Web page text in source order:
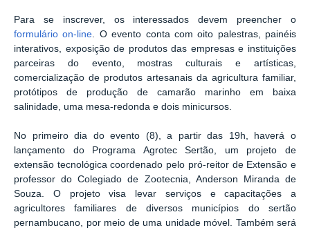
Para se inscrever, os interessados devem preencher o
formulário on-line. O evento conta com oito palestras, painéis
interativos, exposição de produtos das empresas e instituições
parceiras do evento, mostras culturais e artísticas,
comercialização de produtos artesanais da agricultura familiar,
protótipos de produção de camarão marinho em baixa
salinidade, uma mesa-redonda e dois minicursos.
No primeiro dia do evento (8), a partir das 19h, haverá o
lançamento do Programa Agrotec Sertão, um projeto de
extensão tecnológica coordenado pelo pró-reitor de Extensão e
professor do Colegiado de Zootecnia, Anderson Miranda de
Souza. O projeto visa levar serviços e capacitações a
agricultores familiares de diversos municípios do sertão
pernambucano, por meio de uma unidade móvel. Também será